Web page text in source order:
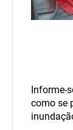
Informe-
como se